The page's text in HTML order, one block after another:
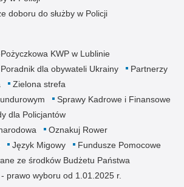
doboru do służby w Policji
KWP w Lublinie
Poradnik dla obywateli Ukrainy
Partnerzy
Zielona strefa
Sprawy Kadrowe i Finansowe
dla Policjantów
Oznakuj Rower
Język Migowy
Fundusze Pomocowe
ze środków Budżetu Państwa
prawo wyboru od 1.01.2025 r.